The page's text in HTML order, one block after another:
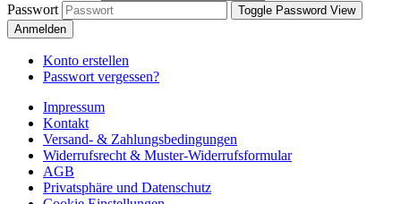
Passwort
Toggle Password View
Anmelden
Konto erstellen
Passwort vergessen?
Impressum
Kontakt
Versand- & Zahlungsbedingungen
Widerrufsrecht & Muster-Widerrufsformular
AGB
Privatsphäre und Datenschutz